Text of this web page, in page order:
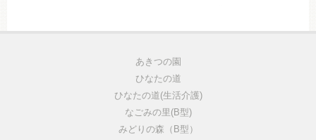
あきつの園
ひなたの道
ひなたの道(生活介護)
なごみの里(B型)
みどりの森（B型）